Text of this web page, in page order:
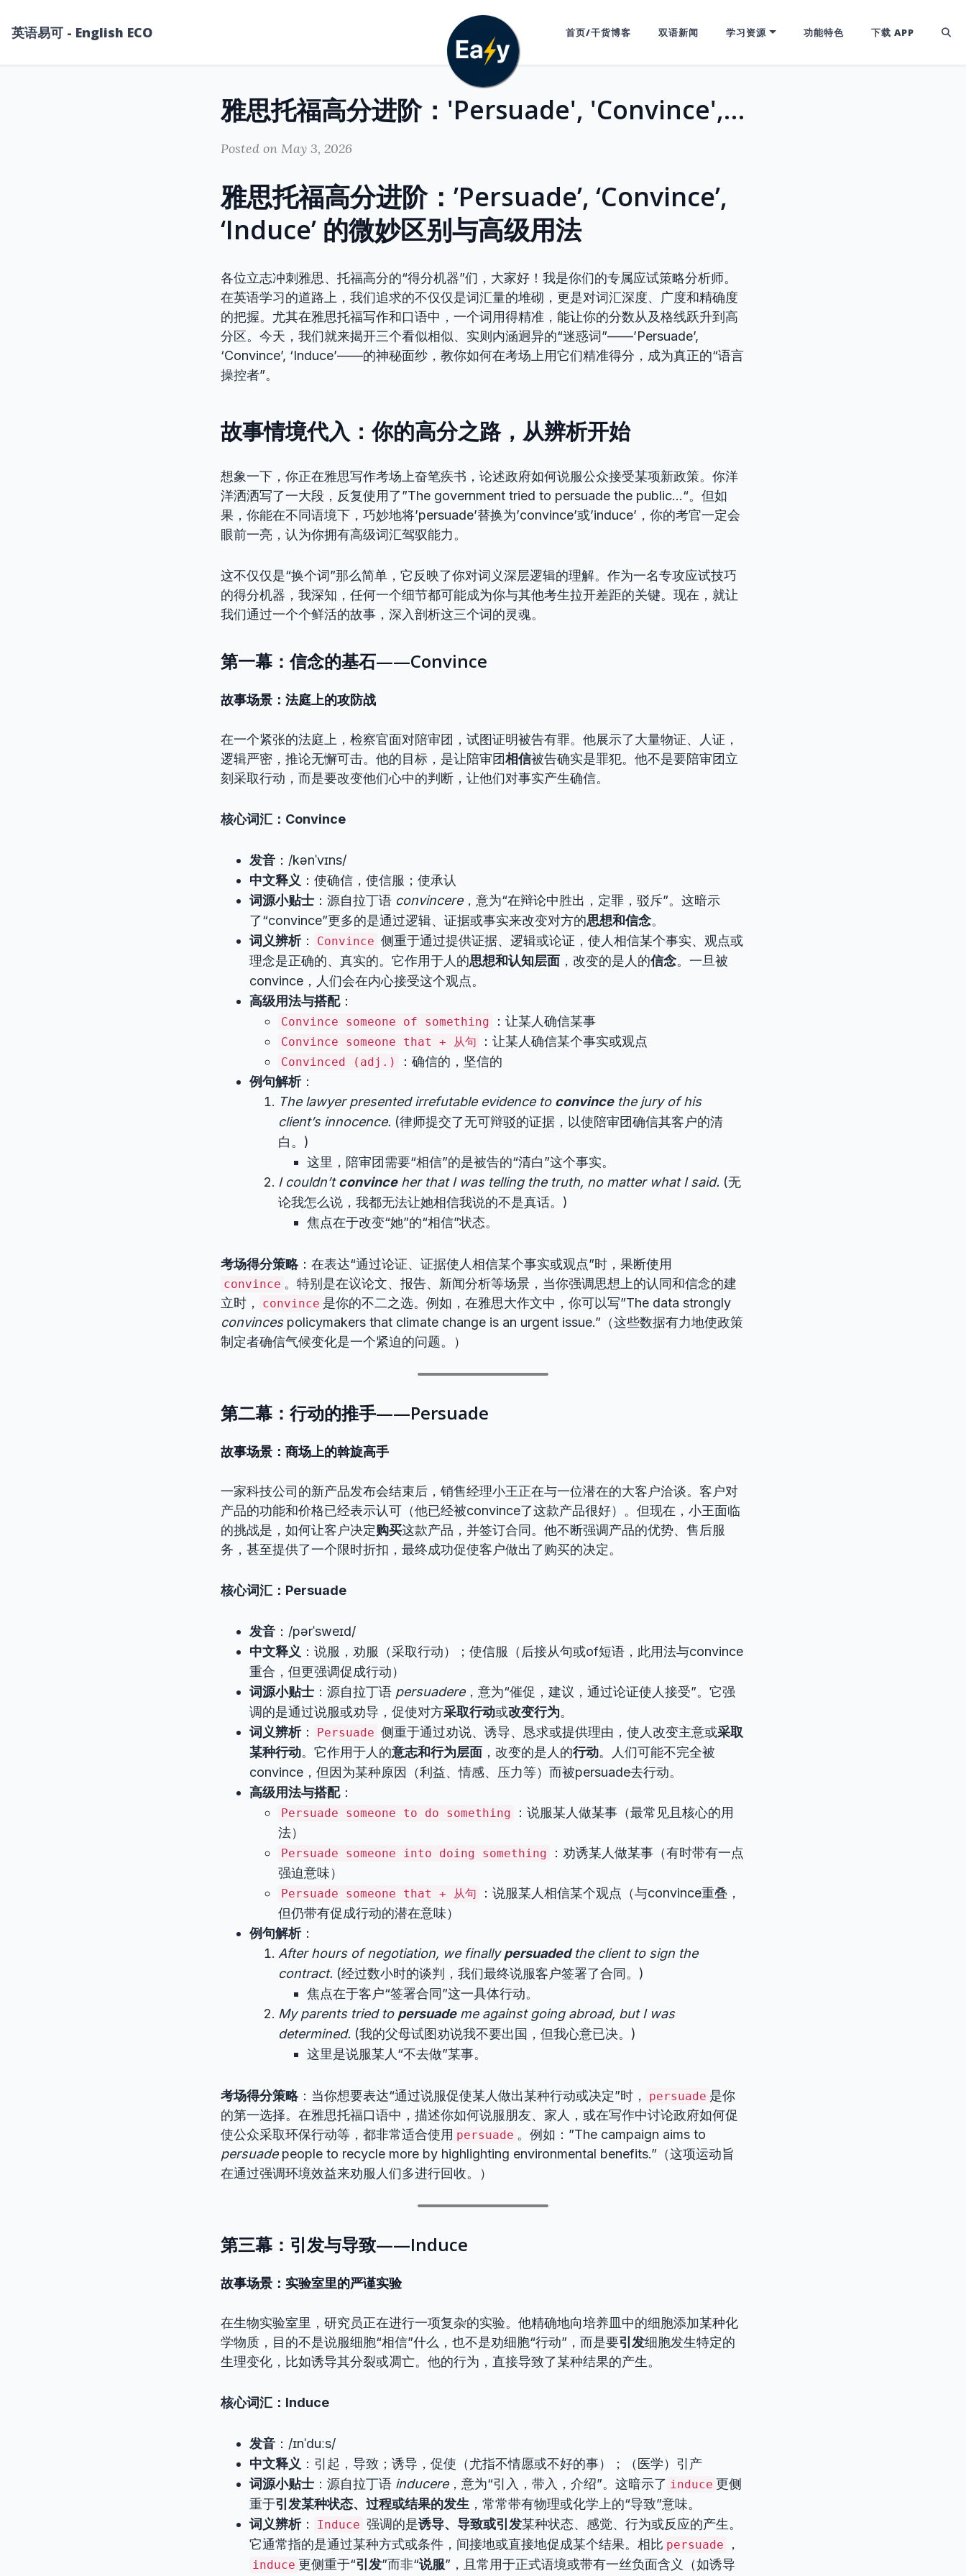
英语易可 - English ECO 首页/干货博客 双语新闻 学习资源 功能特色 下载 APP
雅思托福高分进阶：'Persuade', 'Convince', 'Induce' 的微妙区别与高级用法
Posted on May 3, 2026
雅思托福高分进阶：’Persuade’, ‘Convince’,
‘Induce’ 的微妙区别与高级用法
各位立志冲刺雅思、托福高分的“得分机器”们，大家好！我是你们的专属应试策略分析师。
在英语学习的道路上，我们追求的不仅仅是词汇量的堆砌，更是对词汇深度、广度和精确度
的把握。尤其在雅思托福写作和口语中，一个词用得精准，能让你的分数从及格线跃升到高
分区。今天，我们就来揭开三个看似相似、实则内涵迥异的“迷惑词”——’Persuade’,
‘Convince’, ‘Induce’——的神秘面纱，教你如何在考场上用它们精准得分，成为真正的“语言
操控者”。
故事情境代入：你的高分之路，从辨析开始
想象一下，你正在雅思写作考场上奋笔疾书，论述政府如何说服公众接受某项新政策。你洋
洋洒洒写了一大段，反复使用了”The government tried to persuade the public…“。但如
果，你能在不同语境下，巧妙地将’persuade’替换为’convince’或’induce’，你的考官一定会
眼前一亮，认为你拥有高级词汇驾驭能力。
这不仅仅是“换个词”那么简单，它反映了你对词义深层逻辑的理解。作为一名专攻应试技巧
的得分机器，我深知，任何一个细节都可能成为你与其他考生拉开差距的关键。现在，就让
我们通过一个个鲜活的故事，深入剖析这三个词的灵魂。
第一幕：信念的基石——Convince
故事场景：法庭上的攻防战
在一个紧张的法庭上，检察官面对陪审团，试图证明被告有罪。他展示了大量物证、人证，
逻辑严密，推论无懈可击。他的目标，是让陪审团相信被告确实是罪犯。他不是要陪审团立
刻采取行动，而是要改变他们心中的判断，让他们对事实产生确信。
核心词汇：Convince
发音 ：/kənˈvɪns/
中文释义 ：使确信，使信服；使承认
词源小贴士 ：源自拉丁语 convincere，意为“在辩论中胜出，定罪，驳斥”。这暗示
了“convince”更多的是通过逻辑、证据或事实来改变对方的思想和信念。
词义辨析： Convince 侧重于通过提供证据、逻辑或论证，使人相信某个事实、观点或
理念是正确的、真实的。它作用于人的思想和认知层面 ，改变的是人的信念。一旦被
convince，人们会在内心接受这个观点。
高级用法与搭配：
Convince someone of something ：让某人确信某事
Convince someone that + 从句 ：让某人确信某个事实或观点
Convinced (adj.)
：确信的，坚信的
例句解析：
The lawyer presented irrefutable evidence to convincethe jury of his
client’s innocence. (律师提交了无可辩驳的证据，以使陪审团确信其客户的清
白。)
这里，陪审团需要“相信”的是被告的“清白”这个事实。
I couldn’tconvinceher that I was telling the truth, no matter what I said. (无
论我怎么说，我都无法让她相信我说的不是真话。)
焦点在于改变“她”的“相信”状态。
考场得分策略 ：在表达“通过论证、证据使人相信某个事实或观点”时，果断使用
convince 。特别是在议论文、报告、新闻分析等场景，当你强调思想上的认同和信念的建
立时，
convince 是你的不二之选。例如，在雅思大作文中，你可以写”The data strongly
convincespolicymakers that climate change is an urgent issue.”（这些数据有力地使政策
制定者确信气候变化是一个紧迫的问题。）
第二幕：行动的推手——Persuade
故事场景：商场上的斡旋高手
一家科技公司的新产品发布会结束后，销售经理小王正在与一位潜在的大客户洽谈。客户对
产品的功能和价格已经表示认可（他已经被convince了这款产品很好）。但现在，小王面临
的挑战是，如何让客户决定购买这款产品，并签订合同。他不断强调产品的优势、售后服
务，甚至提供了一个限时折扣，最终成功促使客户做出了购买的决定。
核心词汇：Persuade
发音 ：/pərˈsweɪd/
中文释义 ：说服，劝服（采取行动）；使信服（后接从句或of短语，此用法与convince
重合，但更强调促成行动）
词源小贴士 ：源自拉丁语 persuadere，意为“催促，建议，通过论证使人接受”。它强
调的是通过说服或劝导，促使对方采取行动或改变行为。
词义辨析： Persuade 侧重于通过劝说、诱导、恳求或提供理由，使人改变主意或采取
某种行动。它作用于人的意志和行为层面 ，改变的是人的行动。人们可能不完全被
convince，但因为某种原因（利益、情感、压力等）而被persuade去行动。
高级用法与搭配：
Persuade someone to do something
：说服某人做某事（最常见且核心的用
法）
Persuade someone into doing something
：劝诱某人做某事（有时带有一点
强迫意味）
Persuade someone that + 从句
：说服某人相信某个观点（与convince重叠，
但仍带有促成行动的潜在意味）
例句解析：
After hours of negotiation, we finallypersuadedthe client to sign the
contract. (经过数小时的谈判，我们最终说服客户签署了合同。)
焦点在于客户“签署合同”这一具体行动。
My parents tried to persuademe against going abroad, but I was
determined. (我的父母试图劝说我不要出国，但我心意已决。)
这里是说服某人“不去做”某事。
考场得分策略 ：当你想要表达“通过说服促使某人做出某种行动或决定”时， persuade 是你
的第一选择。在雅思托福口语中，描述你如何说服朋友、家人，或在写作中讨论政府如何促
使公众采取环保行动等，都非常适合使用 persuade 。例如：”The campaign aims to
persuadepeople to recycle more by highlighting environmental benefits.”（这项运动旨
在通过强调环境效益来劝服人们多进行回收。）
第三幕：引发与导致——Induce
故事场景：实验室里的严谨实验
在生物实验室里，研究员正在进行一项复杂的实验。他精确地向培养皿中的细胞添加某种化
学物质，目的不是说服细胞“相信”什么，也不是劝细胞“行动”，而是要引发细胞发生特定的
生理变化，比如诱导其分裂或凋亡。他的行为，直接导致了某种结果的产生。
核心词汇：Induce
发音 ：/ɪnˈduːs/
中文释义 ：引起，导致；诱导，促使（尤指不情愿或不好的事）；（医学）引产
词源小贴士 ：源自拉丁语 inducere，意为“引入，带入，介绍”。这暗示了 induce 更侧
重于引发某种状态、过程或结果的发生 ，常常带有物理或化学上的“导致”意味。
词义辨析： Induce 强调的是诱导、导致或引发某种状态、感觉、行为或反应的产生。
它通常指的是通过某种方式或条件，间接地或直接地促成某个结果。相比 persuade ，
induce 更侧重于“引发”而非“说服”，且常用于正式语境或带有一丝负面含义（如诱导